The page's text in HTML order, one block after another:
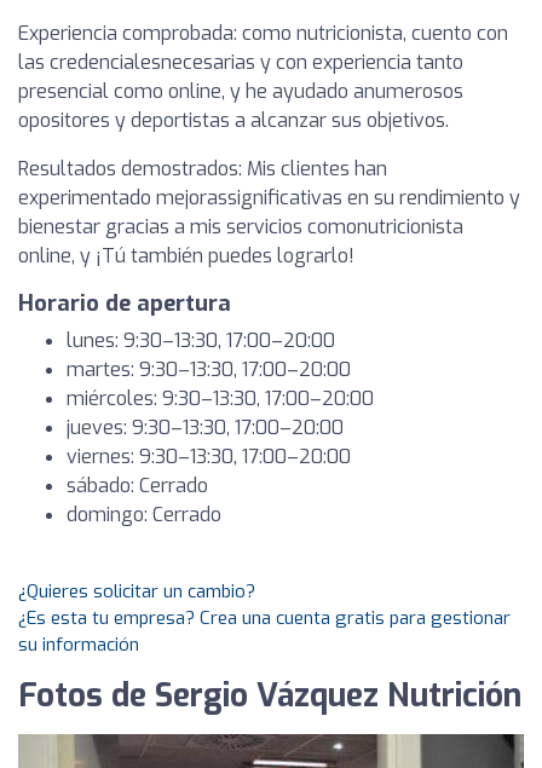
Experiencia comprobada: como nutricionista, cuento con
las credencialesnecesarias y con experiencia tanto
presencial como online, y he ayudado anumerosos
opositores y deportistas a alcanzar sus objetivos.
Resultados demostrados: Mis clientes han
experimentado mejorassignificativas en su rendimiento y
bienestar gracias a mis servicios comonutricionista
online, y ¡Tú también puedes lograrlo!
Horario de apertura
lunes: 9:30–13:30, 17:00–20:00
martes: 9:30–13:30, 17:00–20:00
miércoles: 9:30–13:30, 17:00–20:00
jueves: 9:30–13:30, 17:00–20:00
viernes: 9:30–13:30, 17:00–20:00
sábado: Cerrado
domingo: Cerrado
¿Quieres solicitar un cambio?
¿Es esta tu empresa? Crea una cuenta gratis para gestionar
su información
Fotos de Sergio Vázquez Nutrición